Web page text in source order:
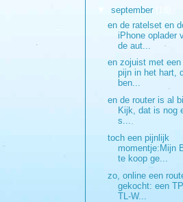
september
en de ratelset en
iPhone oplader
de aut...
en zojuist met een
pijn in het hart,
ben...
en de router is al
Kijk, dat is nog
s...
toch een pijnlijk
momentje:Mijn
te koop ge...
zo, online een
gekocht: een
TL-W...